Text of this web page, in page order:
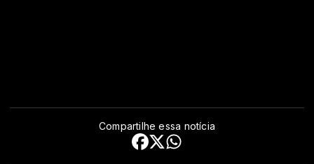
Compartilhe essa notícia